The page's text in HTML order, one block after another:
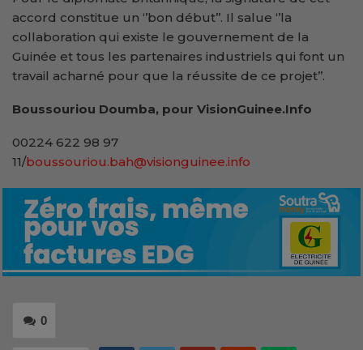
accord constitue un ‘’bon début’’. Il salue ‘’la
collaboration qui existe le gouvernement de la
Guinée et tous les partenaires industriels qui font un
travail acharné pour que la réussite de ce projet’’.
Boussouriou Doumba, pour VisionGuinee.Info
00224 622 98 97
11/boussouriou.bah@visionguinee.info
0